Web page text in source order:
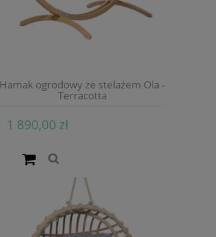
Hamak ogrodowy ze stelażem Ola -
Terracotta
1 890,00 zł